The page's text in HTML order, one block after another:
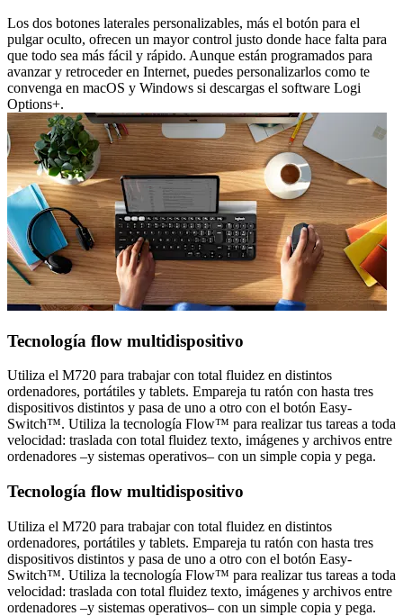
Los dos botones laterales personalizables, más el botón para el
pulgar oculto, ofrecen un mayor control justo donde hace falta para
que todo sea más fácil y rápido. Aunque están programados para
avanzar y retroceder en Internet, puedes personalizarlos como te
convenga en macOS y Windows si descargas el software Logi
Options+.
Tecnología flow multidispositivo
Utiliza el M720 para trabajar con total fluidez en distintos
ordenadores, portátiles y tablets. Empareja tu ratón con hasta tres
dispositivos distintos y pasa de uno a otro con el botón Easy-
Switch™. Utiliza la tecnología Flow™ para realizar tus tareas a toda
velocidad: traslada con total fluidez texto, imágenes y archivos entre
ordenadores –y sistemas operativos– con un simple copia y pega.
Tecnología flow multidispositivo
Utiliza el M720 para trabajar con total fluidez en distintos
ordenadores, portátiles y tablets. Empareja tu ratón con hasta tres
dispositivos distintos y pasa de uno a otro con el botón Easy-
Switch™. Utiliza la tecnología Flow™ para realizar tus tareas a toda
velocidad: traslada con total fluidez texto, imágenes y archivos entre
ordenadores –y sistemas operativos– con un simple copia y pega.